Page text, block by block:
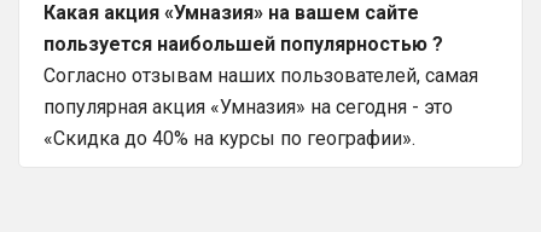
Какая акция «Умназия» на вашем сайте
пользуется наибольшей популярностью ?
Согласно отзывам наших пользователей, самая
популярная акция «Умназия» на сегодня - это
«Скидка до 40% на курсы по географии».